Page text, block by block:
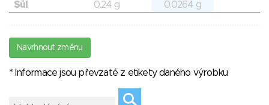
Sůl 0.24 g 0.0264 g
Navrhnout změnu
* Informace jsou převzaté z etikety daného výrobku